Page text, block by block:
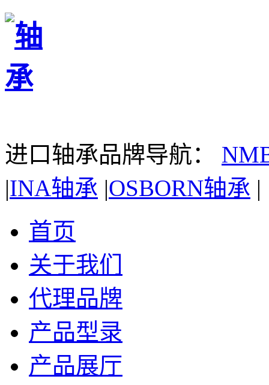
进口轴承品牌导航：
|INA轴承 |OSBORN轴承 |
首页
关于我们
代理品牌
产品型录
产品展厅